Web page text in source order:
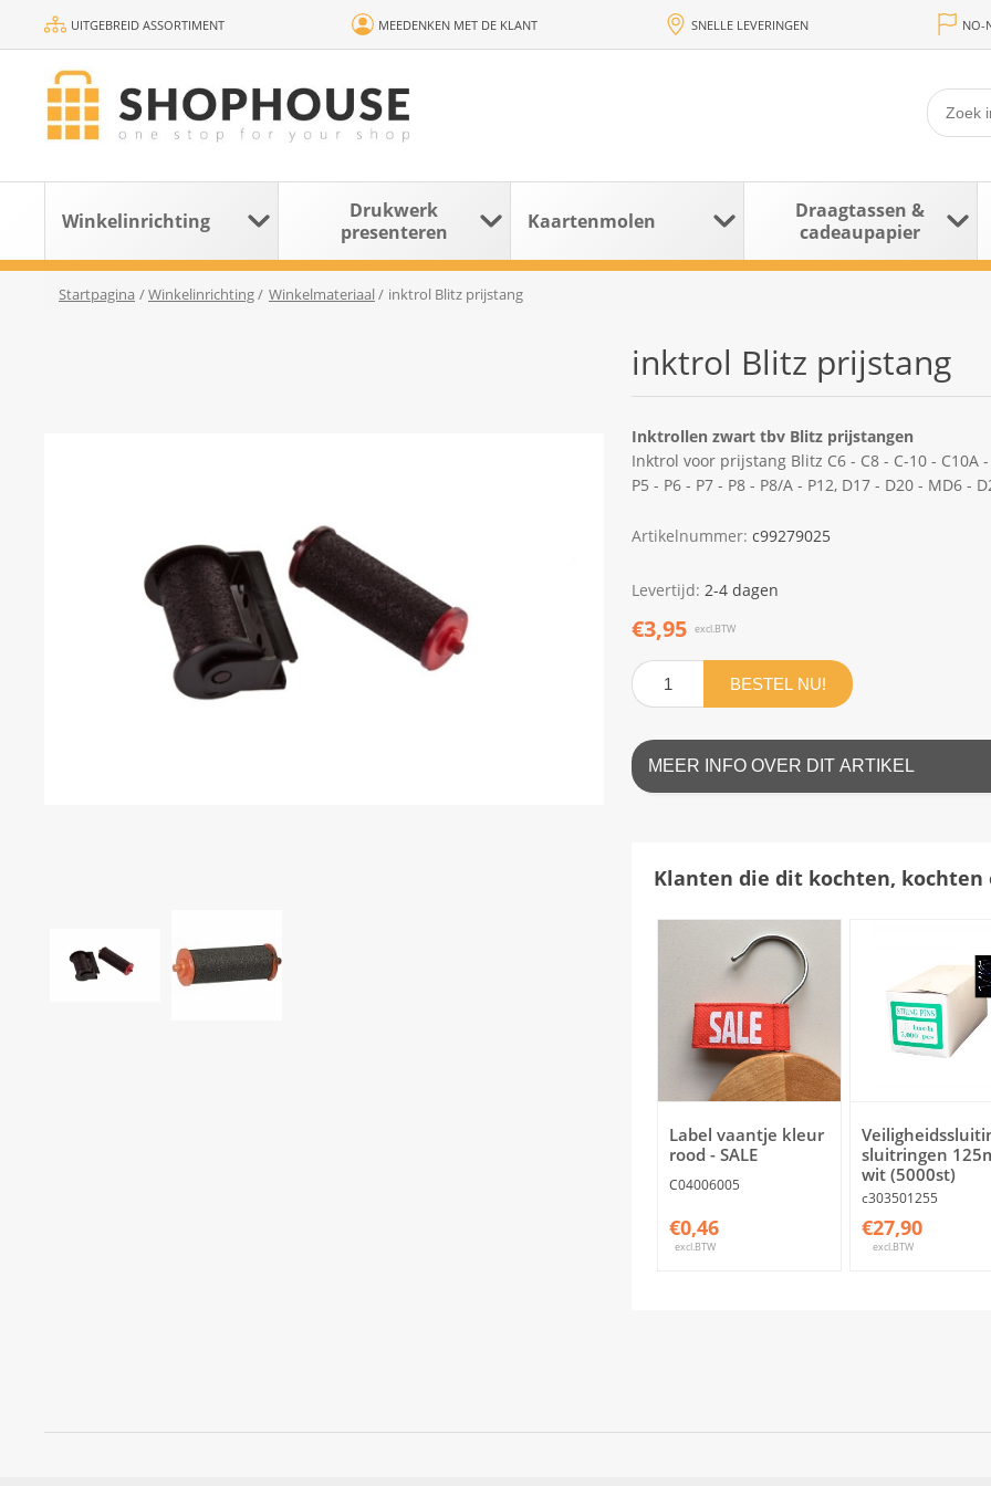
UITGEBREID ASSORTIMENT MEEDENKEN MET DE KLANT SNELLE LEVERINGEN NO-
Winkelinrichting
Drukwerk
presenteren
Kaartenmolen
Draagtassen &
cadeaupapier
Startpagina /Winkelinrichting/ Winkelmateriaal / inktrol Blitz prijstang
inktrol Blitz prijstang
Inktrollen zwart tbv Blitz prijstangen
Inktrol voor prijstang Blitz C6 - C8 - C-10 - C10A
P5 - P6 - P7 - P8 - P8/A - P12, D17 - D20 - MD6
Artikelnummer: c99279025
Levertijd: 2-4 dagen
€3,95 excl.BTW
BESTEL NU!
MEER INFO OVER DIT ARTIKEL
Klanten die dit kochten, kochten
Label vaantje kleur
rood - SALE
C04006005
€0,46
excl.BTW
sluitringen
wit (5000st)
c303501255
€27,90
excl.BTW